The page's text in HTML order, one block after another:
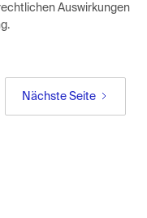
Auswirkungen
Nächste Seite